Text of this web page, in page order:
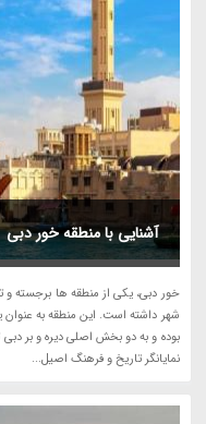
آشنایی با منطقه خور دبی
خور دبی، یکی از منطقه ها
شهر داشته است. این منطقه به عنوان
بوده و به دو بخش اصلی دیره و بر
نمایانگر تاریخ و فرهنگ اصیل...